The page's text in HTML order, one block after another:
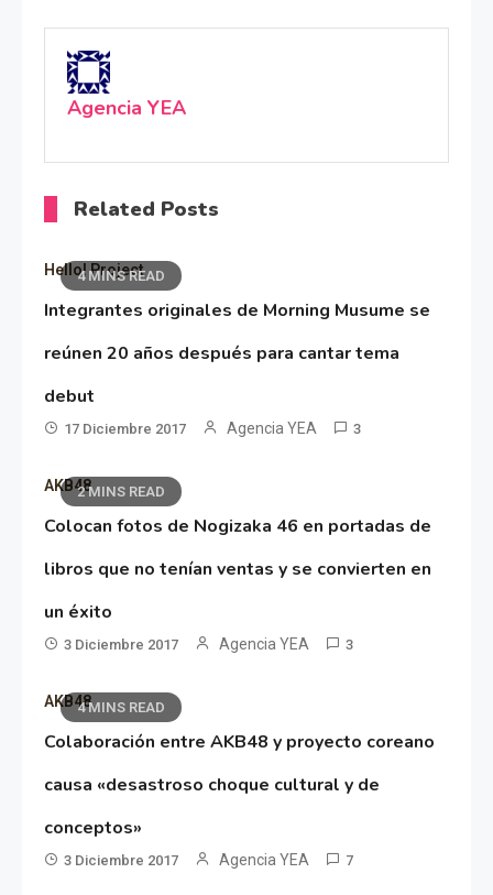
Agencia YEA
Related Posts
4 MINS READ
Hello! Project
Integrantes originales de Morning Musume se
reúnen 20 años después para cantar tema
debut
17 Diciembre 2017 Agencia YEA 3
2 MINS READ
AKB48
Colocan fotos de Nogizaka 46 en portadas de
libros que no tenían ventas y se convierten en
un éxito
3 Diciembre 2017 Agencia YEA 3
4 MINS READ
AKB48
Colaboración entre AKB48 y proyecto coreano
causa «desastroso choque cultural y de
conceptos»
3 Diciembre 2017 Agencia YEA 7